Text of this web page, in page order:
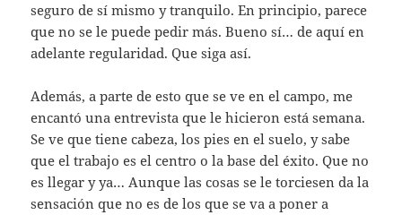
seguro de sí mismo y tranquilo. En principio, parece
que no se le puede pedir más. Bueno sí… de aquí en
adelante regularidad. Que siga así.
Además, a parte de esto que se ve en el campo, me
encantó una entrevista que le hicieron está semana.
Se ve que tiene cabeza, los pies en el suelo, y sabe
que el trabajo es el centro o la base del éxito. Que no
es llegar y ya… Aunque las cosas se le torciesen da la
sensación que no es de los que se va a poner a